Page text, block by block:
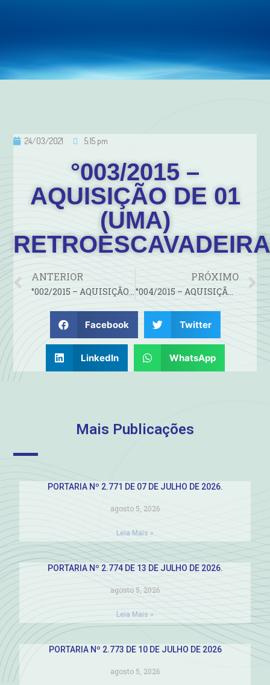
24/03/2021 5:15 pm
°003/2015 –
AQUISIÇÃO DE 01
(UMA)
ANTERIOR
°002/2015 – AQUISIÇÃO DE HIDRÔMETROS, CAIXAS, TUBOS E…
PRÓXIMO
°004/2015 – AQUISIÇÃO DE MATERIAL DE REPOSIÇÃO (ASFALTO/TAPA…
Facebook Twitter
LinkedIn WhatsApp
Mais Publicações
PORTARIA Nº 2.771 DE 07 DE JULHO DE 2026.
agosto 5, 2026
Leia Mais »
PORTARIA Nº 2.774 DE 13 DE JULHO DE 2026.
agosto 5, 2026
Leia Mais »
PORTARIA Nº 2.773 DE 10 DE JULHO DE 2026
agosto 5, 2026